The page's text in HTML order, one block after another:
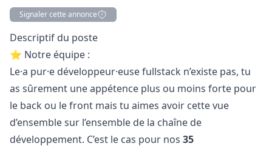
Signaler cette annonce
Description
Descriptif du poste
⭐ Notre équipe :
Le·a pur·e développeur·eusefullstack n’existe pas, tu
as sûrement une appétence plus ou moins forte pour
le back ou le front mais tu aimes avoir cette vue
d’ensemble sur l’ensemble de la chaîne de
développement. C’est le cas pour nos 35